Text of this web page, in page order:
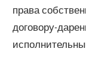
права
договору-